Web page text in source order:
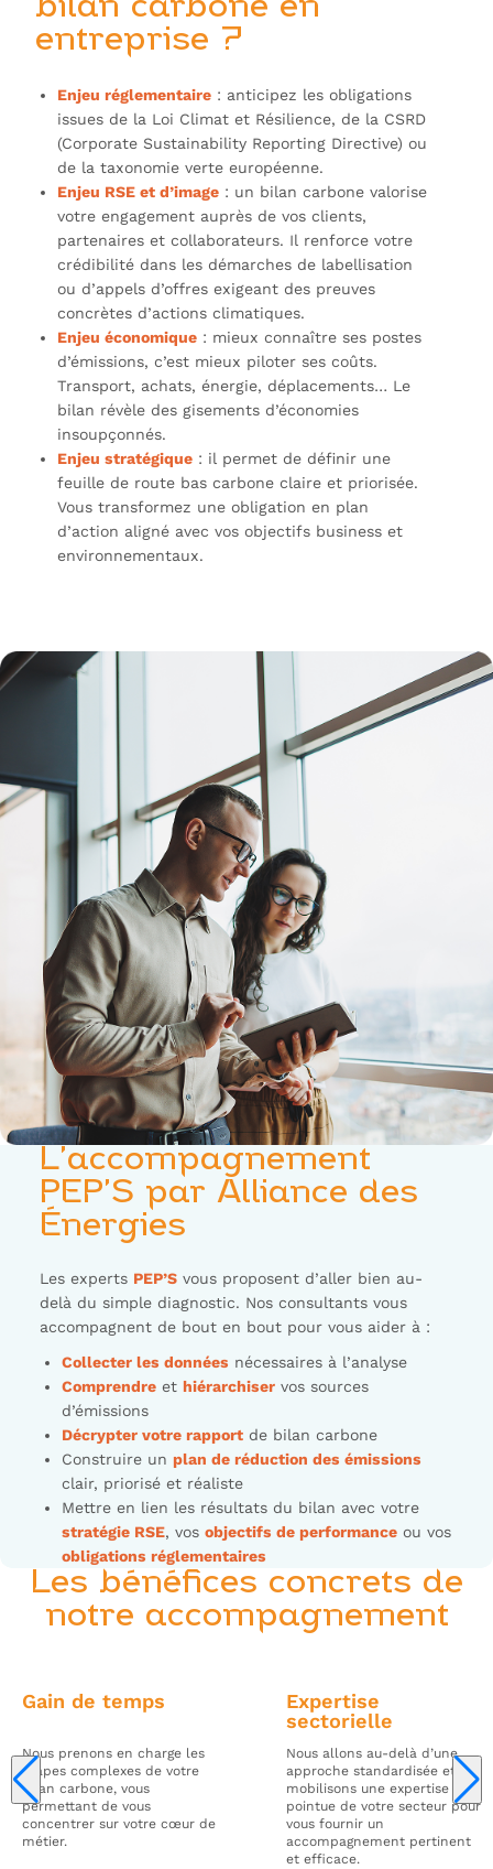
bilan carbone en
entreprise ?
Enjeu réglementaire : anticipez les obligations
issues de la Loi Climat et Résilience, de la CSRD
(Corporate Sustainability Reporting Directive) ou
de la taxonomie verte européenne.
Enjeu RSE et d’image : un bilan carbone valorise
votre engagement auprès de vos clients,
partenaires et collaborateurs. Il renforce votre
crédibilité dans les démarches de labellisation
ou d’appels d’offres exigeant des preuves
concrètes d’actions climatiques.
Enjeu économique : mieux connaître ses postes
d’émissions, c’est mieux piloter ses coûts.
Transport, achats, énergie, déplacements… Le
bilan révèle des gisements d’économies
insoupçonnés.
Enjeu stratégique : il permet de définir une
feuille de route bas carbone claire et priorisée.
Vous transformez une obligation en plan
d’action aligné avec vos objectifs business et
environnementaux.
L’accompagnement
PEP’S par Alliance des
Énergies
Les experts PEP’Svous proposent d’aller bien au-
delà du simple diagnostic. Nos consultants vous
accompagnent de bout en bout pour vous aider à :
Collecter les données nécessaires à l’analyse
Comprendreet hiérarchiservos sources
d’émissions
Décrypter votre rapportde bilan carbone
Construire un plan de réduction des émissions
clair, priorisé et réaliste
Mettre en lien les résultats du bilan avec votre
stratégie RSE, vos objectifs de performanceou vos
obligations réglementaires
Les bénéfices concrets de
notre accompagnement
Gain de temps
Nous prenons en charge les
étapes complexes de votre
bilan carbone, vous
permettant de vous
concentrer sur votre cœur de
métier.
Expertise
sectorielle
Nous allons au-delà d’une
approche standardisée et
mobilisons une expertise
pointue de votre secteur pour
vous fournir un
accompagnement pertinent
et efficace.